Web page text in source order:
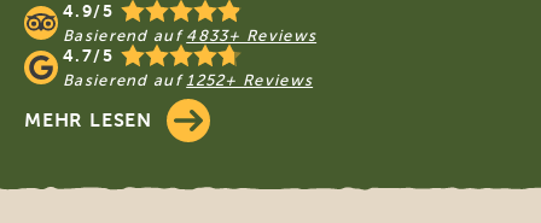
4.9/5
Basierend auf 4833+ Reviews
4.7/5
Basierend auf1252+ Reviews
MEHR LESEN